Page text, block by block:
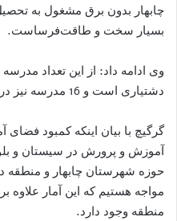
چابهار بدون برق مشغول به
بسیار سخت و طاقت‌فرساست.
دشتیاری است و 16 مدرسه نیز در شهر چابهار فاقد برق هستند.
گرگیچ با بیان اینکه کمبود
آموزش و پرورش در سیستان و
مواجه هستیم که این آمار
منطقه وجود دارد.